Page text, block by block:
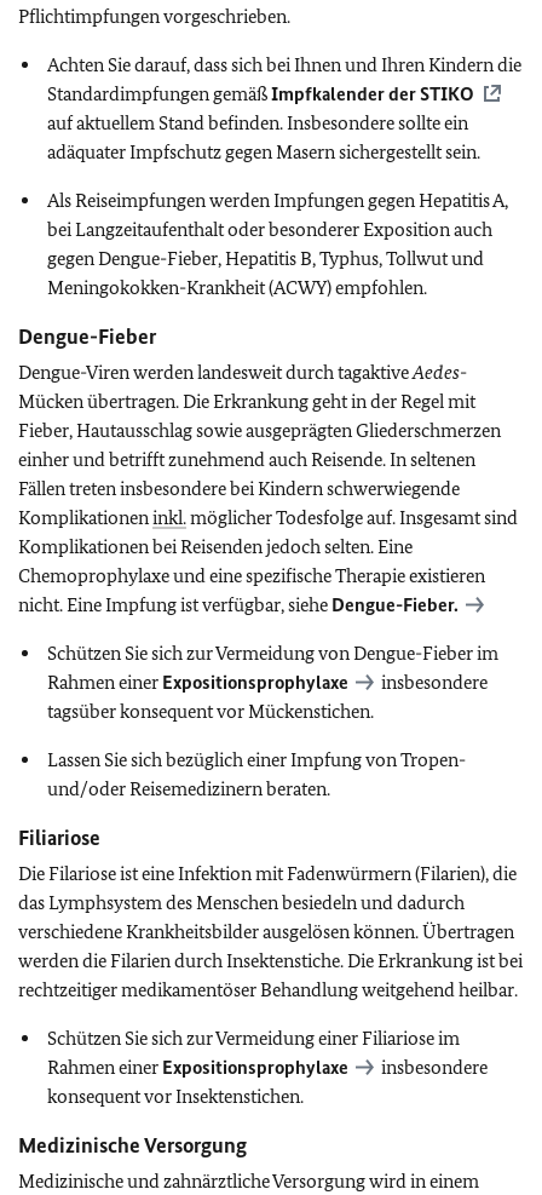
Pflichtimpfungen vorgeschrieben.
Achten Sie darauf, dass sich bei Ihnen und Ihren Kindern die
Standardimpfungen gemäßImpfkalender derSTIKO
auf aktuellem Stand befinden. Insbesondere sollte ein
adäquater Impfschutz gegen Masern sichergestellt sein.
Als Reiseimpfungen werden Impfungen gegen Hepatitis A,
bei Langzeitaufenthalt oder besonderer Exposition auch
gegen Dengue-Fieber, Hepatitis B, Typhus, Tollwut und
Meningokokken-Krankheit (ACWY) empfohlen.
Dengue-Fieber
Dengue-Viren werden landesweit durch tagaktiveAedes-
Mücken übertragen. Die Erkrankung geht in der Regel mit
Fieber, Hautausschlag sowie ausgeprägten Gliederschmerzen
einher und betrifft zunehmend auch Reisende. In seltenen
Fällen treten insbesondere bei Kindern schwerwiegende
Komplikationeninkl.möglicher Todesfolge auf. Insgesamt sind
Komplikationen bei Reisenden jedoch selten. Eine
Chemoprophylaxe und eine spezifische Therapie existieren
nicht. Eine Impfung ist verfügbar, siehe Dengue-Fieber.
Schützen Sie sich zur Vermeidung von Dengue-Fieber im
Rahmen einer Expositionsprophylaxe
insbesondere
tagsüber konsequent vor Mückenstichen.
Lassen Sie sich bezüglich einer Impfung von Tropen-
und/oder Reisemedizinern beraten.
Filiariose
Die Filariose ist eine Infektion mit Fadenwürmern (Filarien), die
das Lymphsystem des Menschen besiedeln und dadurch
verschiedene Krankheitsbilder ausgelösen können. Übertragen
werden die Filarien durch Insektenstiche. Die Erkrankung ist bei
rechtzeitiger medikamentöser Behandlung weitgehend heilbar.
Schützen Sie sich zur Vermeidung einer Filiariose im
Rahmen einer Expositionsprophylaxe
insbesondere
konsequent vor Insektenstichen.
Medizinische Versorgung
Medizinische und zahnärztliche Versorgung wird in einem